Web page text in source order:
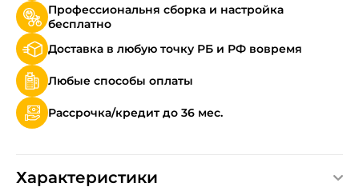
Профессиональня сборка и настройка
бесплатно
Доставка в любую точку РБ и РФ вовремя
Любые способы оплаты
Рассрочка/кредит до 36 мес.
Характеристики